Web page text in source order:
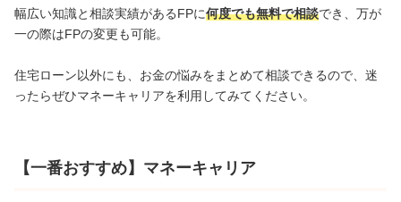
幅広い知識と相談実績があるFPに何度でも無料で相談でき、万が
一の際はFPの変更も可能。
住宅ローン以外にも、お金の悩みをまとめて相談できるので、迷
ったらぜひマネーキャリアを利用してみてください。
【一番おすすめ】マネーキャリア